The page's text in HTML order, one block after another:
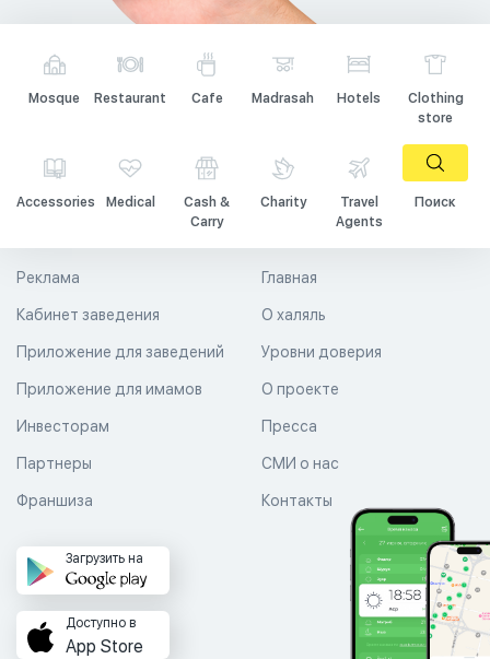
Mosque Restaurant Cafe Madrasah Hotels
Clothing
store
Accessories Medical
Cash &
Carry
Charity
Travel
Agents
Поиск
Главная
О халяль
Уровни доверия
Реклама
Кабинет заведения
Приложение для заведений
Приложение для имамов О проекте
Пресса
СМИ о нас
Контакты
Инвесторам
Партнеры
Франшиза
Загрузить на
Доступно в
App Store